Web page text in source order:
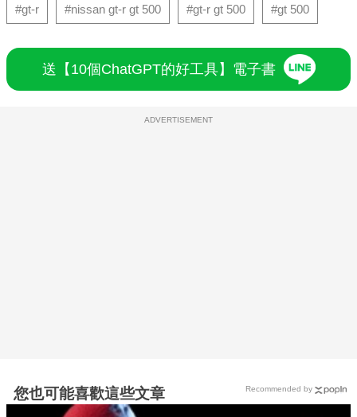
#gt-r #nissan gt-r gt 500 #gt-r gt 500 #gt 500
送【10個ChatGPT的好工具】電子書
ADVERTISEMENT
您也可能喜歡這些文章 Recommended by